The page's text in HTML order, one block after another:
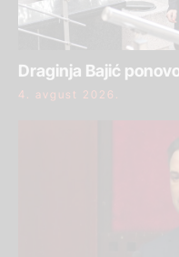
Draginja Bajić
4. avgust 2026.